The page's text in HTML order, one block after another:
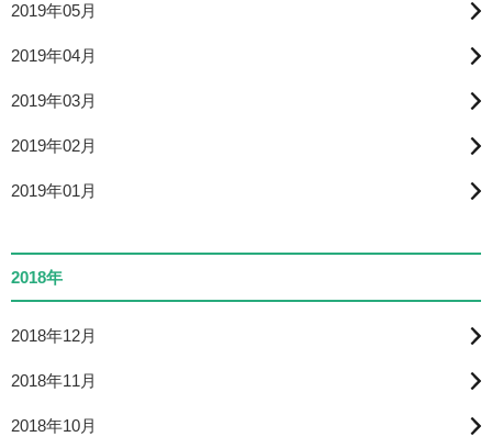
2019年05月
2019年04月
2019年03月
2019年02月
2019年01月
2018年
2018年12月
2018年11月
2018年10月